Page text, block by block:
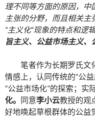
理不同等方面的原因，中
主张的分野，而且相关主
“主义化”现象的特点和逻
旨主义、公益市场主义、
笔者作为长期罗氏文
情感上，认同传统的“公
“公益市场化”的探索；实
化。 同意李小云教授的观
好地唤起草根群体的公益